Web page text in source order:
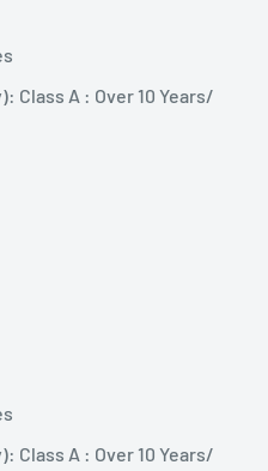
Class A : Over 10 Years/
Class A : Over 10 Years/